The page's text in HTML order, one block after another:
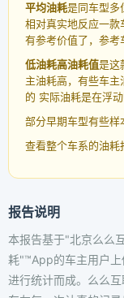
平均油耗是同车型多
相对真实地反应一款
有参考价值了，参考
低油耗高油耗值是这
主油耗高，有些车
的 实际油耗是在浮动
部分早期车型有些样
查看整个车系的油耗
报告说明
本报告基于"北京么么
耗"™App的车主用户上
进行统计而成。么么